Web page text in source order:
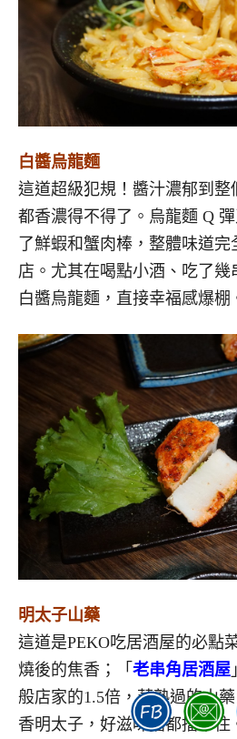
白醬烏龍麵
這道超級犯規！醬汁濃郁到整
都香濃得不得了。烏龍麵 Q
了鮮蝦和蟹肉棒，整體味道
店。尤其在喝點小酒、吃了幾
白醬烏龍麵，直接幸福感爆棚
明太子山藥
這道是PEKO吃居酒屋的必點
燒後的焦香；「 老串角居酒屋
般店家的1.5倍，蒸熟過的山
香明太子，好滋味擋都擋不住